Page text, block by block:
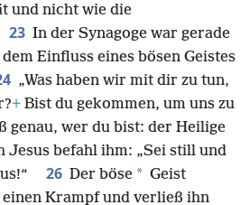
und nicht wie die
23 In der Synagoge war gerade
Einfluss eines bösen Geistes
„Was haben wir mit dir zu tun,
+ Bist du gekommen, um uns zu
genau, wer du bist: der Heilige
Jesus befahl ihm: „Sei still und
26 Der böse * Geist
Krampf und verließ ihn